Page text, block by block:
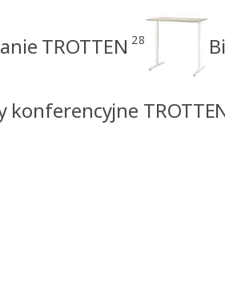
TROTTEN 28
konferencyjne